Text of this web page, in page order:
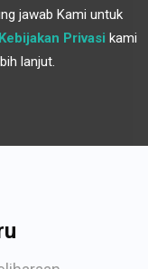
jawab Kami untuk
Kebijakan Privasi kami
lanjut.